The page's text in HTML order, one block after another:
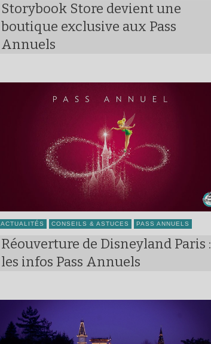
Storybook Store devient une
boutique exclusive aux Pass
Annuels
ACTUALITÉS CONSEILS & ASTUCES PASS ANNUELS
Réouverture de Disneyland Paris :
les infos Pass Annuels